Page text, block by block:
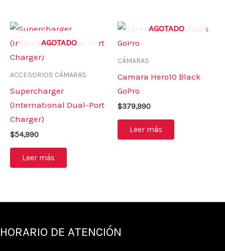
AGOTADO
ACCESORIOS CÁMARAS
Supercharger
(International Dual-Port
Charger)
$54,990
Leer más
AGOTADO
CÁMARAS
Camara Hero10 Black
GoPro
$379,990
Leer más
HORARIO DE ATENCIÓN